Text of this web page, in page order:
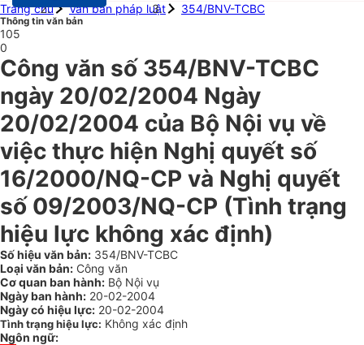
Trang chủ
Văn bản pháp luật 354/BNV-TCBC
Thông tin văn bản
105
0
Công văn số 354/BNV-TCBC
ngày 20/02/2004 Ngày
20/02/2004 của Bộ Nội vụ về
việc thực hiện Nghị quyết số
16/2000/NQ-CP và Nghị quyết
số 09/2003/NQ-CP (Tình trạng
hiệu lực không xác định)
Số hiệu văn bản: 354/BNV-TCBC
Loại văn bản: Công văn
Cơ quan ban hành: Bộ Nội vụ
Ngày ban hành: 20-02-2004
Ngày có hiệu lực: 20-02-2004
Tình trạng hiệu lực: Không xác định
Ngôn ngữ: